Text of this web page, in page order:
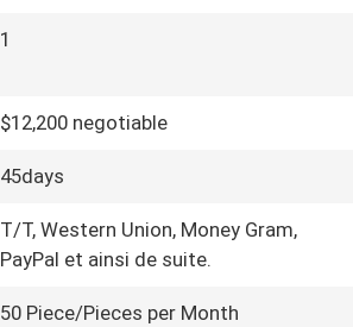
1
$12,200 negotiable
45days
T/T, Western Union, Money Gram,
PayPal et ainsi de suite.
50 Piece/Pieces per Month